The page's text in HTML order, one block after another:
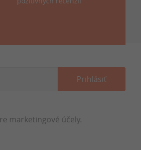
marketingové účely.